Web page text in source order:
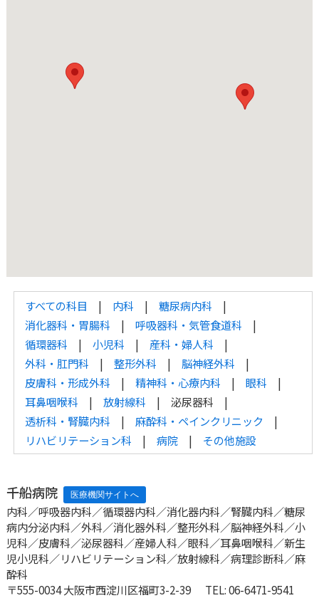
すべての科目 内科
糖尿病内科
消化器科・胃腸科
呼吸器科・気管食道科
循環器科
小児科
産科・婦人科
外科・肛門科
整形外科
脳神経外科
皮膚科・形成外科
精神科・心療内科
眼科
耳鼻咽喉科
放射線科
泌尿器科
透析科・腎臓内科
麻酔科・ペインクリニック
リハビリテーション科
病院 その他施設
千船病院
内科／呼吸器内科／循環器内科／消化器内科／腎臓内科／糖尿
病内分泌内科／外科／消化器外科／整形外科／脳神経外科／小
児科／皮膚科／泌尿器科／産婦人科／眼科／耳鼻咽喉科／新生
児小児科／リハビリテーション科／放射線科／病理診断科／麻
酔科
〒555-0034 大阪市西淀川区福町3-2-39
TEL: 06-6471-9541